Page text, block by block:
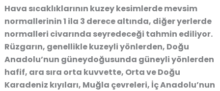
Hava sıcaklıklarının kuzey kesimlerde mevsim
normallerinin 1 ila 3 derece altında, diğer yerlerde
normalleri civarında seyredeceği tahmin ediliyor.
Rüzgarın, genellikle kuzeyli yönlerden, Doğu
Anadolu’nun güneydoğusunda güneyli yönlerden
hafif, ara sıra orta kuvvette, Orta ve Doğu
Karadeniz kıyıları, Muğla çevreleri, İç Anadolu’nun